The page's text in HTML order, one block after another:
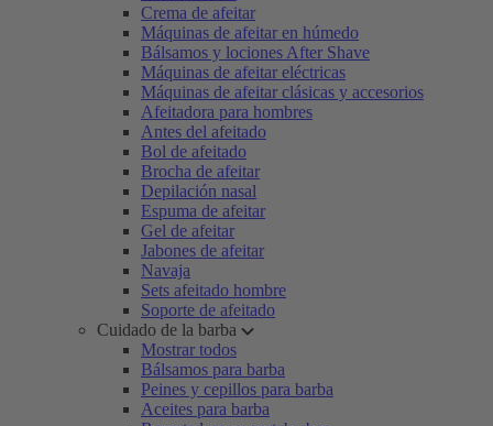
Crema de afeitar
Máquinas de afeitar en húmedo
Bálsamos y lociones After Shave
Máquinas de afeitar eléctricas
Máquinas de afeitar clásicas y accesorios
Afeitadora para hombres
Antes del afeitado
Bol de afeitado
Brocha de afeitar
Depilación nasal
Espuma de afeitar
Gel de afeitar
Jabones de afeitar
Navaja
Sets afeitado hombre
Soporte de afeitado
Cuidado de la barba
Mostrar todos
Bálsamos para barba
Peines y cepillos para barba
Aceites para barba